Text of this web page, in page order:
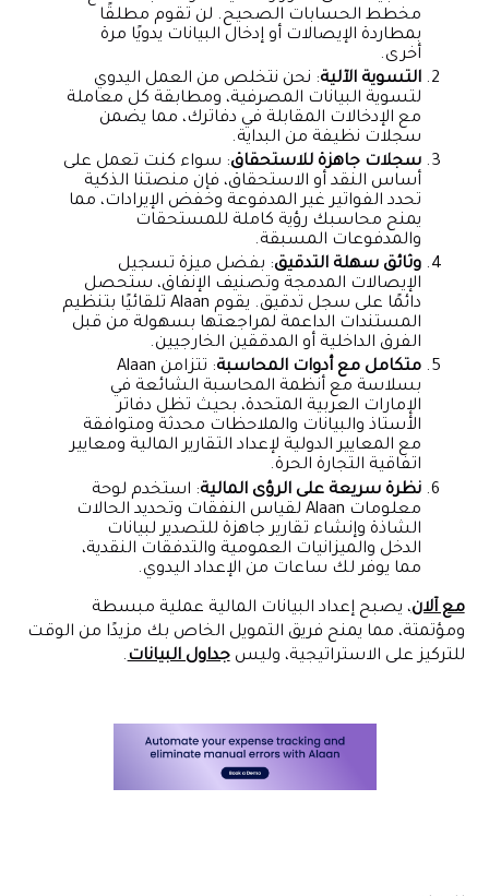
مخطط الحسابات الصحيح. لن تقوم مطلقًا
بمطاردة الإيصالات أو إدخال البيانات يدويًا مرة
أخرى.
التسوية الآلية: نحن نتخلص من العمل اليدوي
لتسوية البيانات المصرفية، ومطابقة كل معاملة
مع الإدخالات المقابلة في دفاترك، مما يضمن
سجلات نظيفة من البداية.
سجلات جاهزة للاستحقاق: سواء كنت تعمل على
أساس النقد أو الاستحقاق، فإن منصتنا الذكية
تحدد الفواتير غير المدفوعة وخفض الإيرادات، مما
يمنح محاسبك رؤية كاملة للمستحقات
والمدفوعات المسبقة.
وثائق سهلة التدقيق: بفضل ميزة تسجيل
الإيصالات المدمجة وتصنيف الإنفاق، ستحصل
دائمًا على سجل تدقيق. يقوم Alaan تلقائيًا بتنظيم
المستندات الداعمة لمراجعتها بسهولة من قبل
الفرق الداخلية أو المدققين الخارجيين.
متكامل مع أدوات المحاسبة
: تتزامن Alaan
بسلاسة مع أنظمة المحاسبة الشائعة في
الإمارات العربية المتحدة، بحيث تظل دفاتر
الأستاذ والبيانات والملاحظات محدثة ومتوافقة
مع المعايير الدولية لإعداد التقارير المالية ومعايير
اتفاقية التجارة الحرة.
نظرة سريعة على الرؤى المالية: استخدم لوحة
معلومات Alaan لقياس النفقات وتحديد الحالات
الشاذة وإنشاء تقارير جاهزة للتصدير لبيانات
الدخل والميزانيات العمومية والتدفقات النقدية،
مما يوفر لك ساعات من الإعداد اليدوي.
مع آلان، يصبح إعداد البيانات المالية عملية مبسطة
ومؤتمتة، مما يمنح فريق التمويل الخاص بك مزيدًا من الوقت
للتركيز على الاستراتيجية، وليسجداول البيانات.